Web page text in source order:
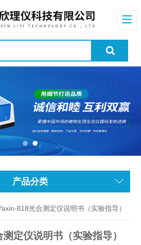
产品分类
818光合测定仪说明书（实验指导）
定仪说明书（实验指导）